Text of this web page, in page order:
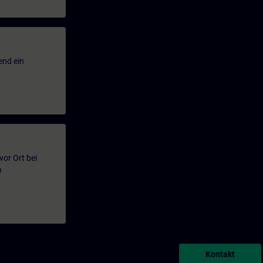
ein
Ort bei
Kontakt